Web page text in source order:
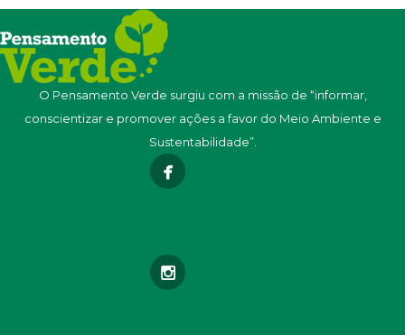
O Pensamento Verde surgiu com a missão de “informar,
conscientizar e promover ações a favor do Meio Ambiente e
Sustentabilidade”.